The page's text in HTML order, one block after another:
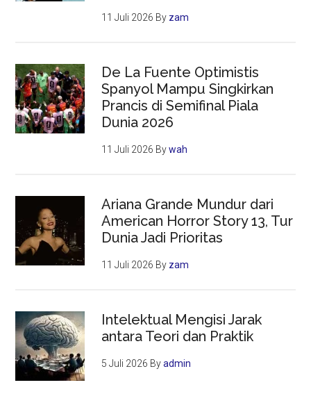
11 Juli 2026 By zam
De La Fuente Optimistis
Spanyol Mampu Singkirkan
Prancis di Semifinal Piala
Dunia 2026
11 Juli 2026 Bywah
Ariana Grande Mundur dari
American Horror Story 13, Tur
Dunia Jadi Prioritas
11 Juli 2026 By zam
Intelektual Mengisi Jarak
antara Teori dan Praktik
5 Juli 2026 Byadmin